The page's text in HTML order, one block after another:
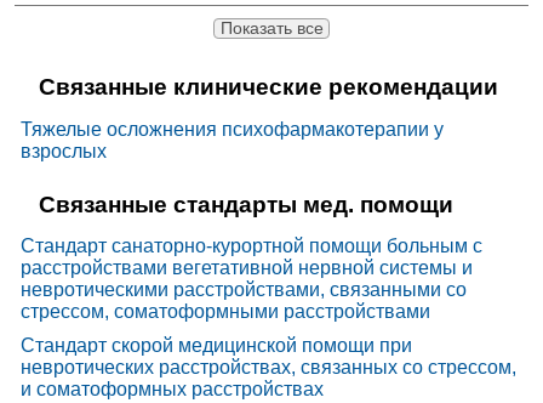
Показать все
Связанные клинические рекомендации
Тяжелые осложнения психофармакотерапии у
взрослых
Связанные стандарты мед. помощи
Стандарт санаторно-курортной помощи больным с
расстройствами вегетативной нервной системы и
невротическими расстройствами, связанными со
стрессом, соматоформными расстройствами
Стандарт скорой медицинской помощи при
невротических расстройствах, связанных со стрессом,
и соматоформных расстройствах